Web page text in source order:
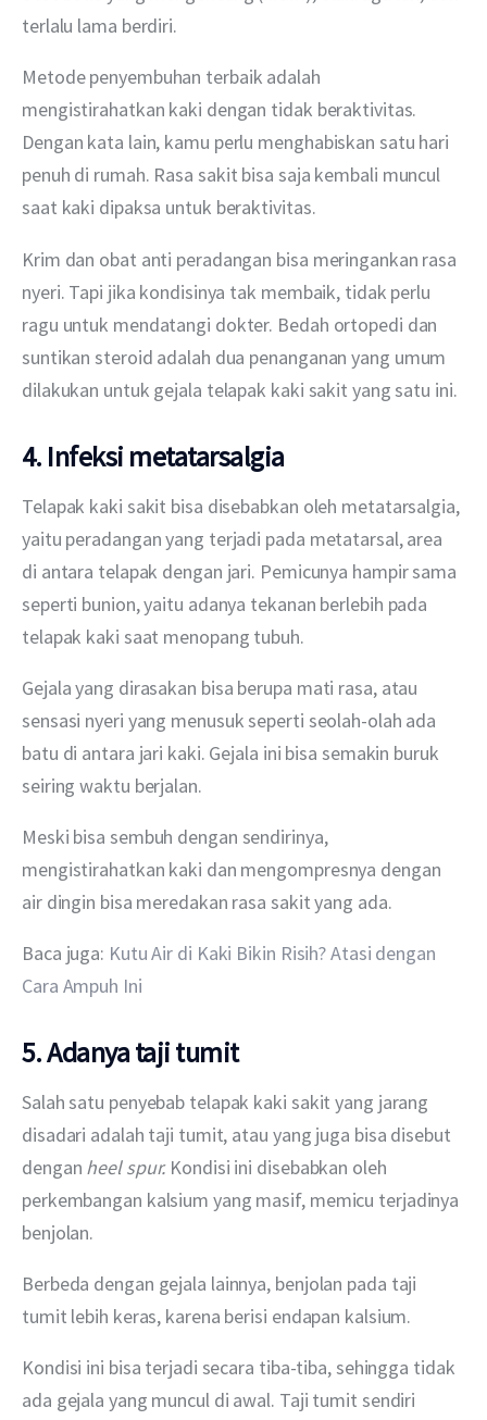
terlalu lama berdiri.
Metode penyembuhan terbaik adalah
mengistirahatkan kaki dengan tidak beraktivitas.
Dengan kata lain, kamu perlu menghabiskan satu hari
penuh di rumah. Rasa sakit bisa saja kembali muncul
saat kaki dipaksa untuk beraktivitas.
Krim dan obat anti peradangan bisa meringankan rasa
nyeri. Tapi jika kondisinya tak membaik, tidak perlu
ragu untuk mendatangi dokter. Bedah ortopedi dan
suntikan steroid adalah dua penanganan yang umum
dilakukan untuk gejala telapak kaki sakit yang satu ini.
4. Infeksi metatarsalgia
Telapak kaki sakit bisa disebabkan oleh metatarsalgia,
yaitu peradangan yang terjadi pada metatarsal, area
di antara telapak dengan jari. Pemicunya hampir sama
seperti bunion, yaitu adanya tekanan berlebih pada
telapak kaki saat menopang tubuh.
Gejala yang dirasakan bisa berupa mati rasa, atau
sensasi nyeri yang menusuk seperti seolah-olah ada
batu di antara jari kaki. Gejala ini bisa semakin buruk
seiring waktu berjalan.
Meski bisa sembuh dengan sendirinya,
mengistirahatkan kaki dan mengompresnya dengan
air dingin bisa meredakan rasa sakit yang ada.
Baca juga: Kutu Air di Kaki Bikin Risih? Atasi dengan
Cara Ampuh Ini
5. Adanya taji tumit
Salah satu penyebab telapak kaki sakit yang jarang
disadari adalah taji tumit, atau yang juga bisa disebut
dengan heel spur. Kondisi ini disebabkan oleh
perkembangan kalsium yang masif, memicu terjadinya
benjolan.
Berbeda dengan gejala lainnya, benjolan pada taji
tumit lebih keras, karena berisi endapan kalsium.
Kondisi ini bisa terjadi secara tiba-tiba, sehingga tidak
ada gejala yang muncul di awal. Taji tumit sendiri